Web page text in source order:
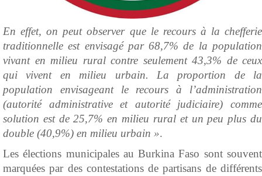
En effet, on peut observer que le recours à la chefferie
traditionnelle est envisagé par 68,7% de la population
vivant en milieu rural contre seulement 43,3% de ceux
qui vivent en milieu urbain. La proportion de la
population envisageant le recours à l’administration
(autorité administrative et autorité judiciaire) comme
solution est de 25,7% en milieu rural et un peu plus du
double (40,9%) en milieu urbain ».
Les élections municipales au Burkina Faso sont souvent
marquées par des contestations de partisans de différents